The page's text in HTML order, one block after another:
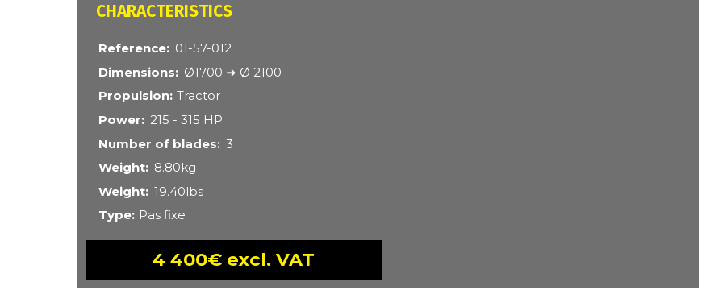
CARACTÉRISTIQUES
Reference
01-57-012
Dimensions
Ø1700 ➜ Ø 2100
Propulsion Tractor
Power
215 - 315 HP
Number of blades
3
Weight
8.80kg
Weight
19.40lbs
Type
Pas fixe
4 400€ excl. VAT